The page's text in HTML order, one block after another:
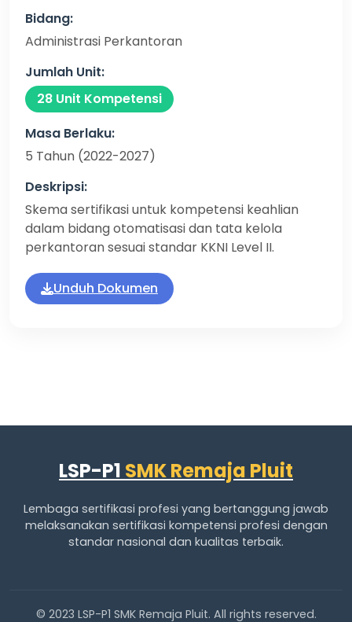
Bidang:
Administrasi Perkantoran
Jumlah Unit:
28 Unit Kompetensi
Masa Berlaku:
5 Tahun (2022-2027)
Deskripsi:
Skema sertifikasi untuk kompetensi keahlian
dalam bidang otomatisasi dan tata kelola
perkantoran sesuai standar KKNI Level II.
Unduh Dokumen
LSP-P1 SMK Remaja Pluit
Lembaga sertifikasi profesi yang bertanggung jawab
melaksanakan sertifikasi kompetensi profesi dengan
standar nasional dan kualitas terbaik.
© 2023 LSP-P1 SMK Remaja Pluit. All rights reserved.